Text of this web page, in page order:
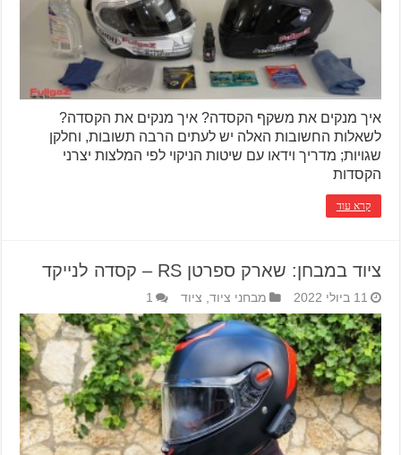
איך מנקים את משקף הקסדה? איך מנקים את הקסדה?
לשאלות החשובות האלה יש לעתים הרבה תשובות, וחלקן
שגויות; מדריך וידאו עם שיטות הניקוי לפי המלצות יצרני
הקסדות
קרא עוד
ציוד במבחן: שארק ספרטן RS – קסדה לנייקד
11 ביולי 2022 מבחני ציוד, ציוד 1